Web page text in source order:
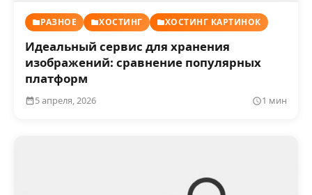
РАЗНОЕ ХОСТИНГ ХОСТИНГ КАРТИНОК
Идеальный сервис для хранения
изображений: сравнение популярных
платформ
5 апреля, 2026 1 мин